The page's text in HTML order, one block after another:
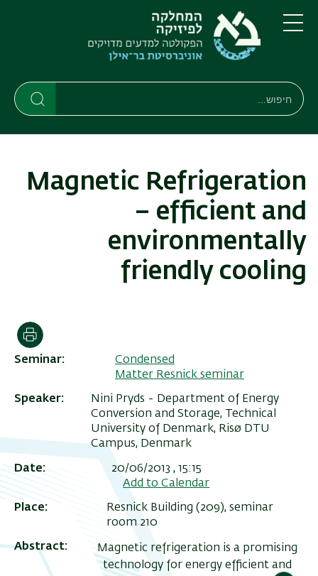
דילוג
לתוכן
העיקרי
דילוג
לתפריט
ניווט
ראשי
תפריט
חיפוש
חיפוש
Magnetic Refrigeration
– efficient and
environmentally
friendly cooling
Seminar
Condensed
Matter Resnick seminar
Speaker
Nini Pryds - Department of Energy
Conversion and Storage, Technical
University of Denmark, Risø DTU
Campus, Denmark
Date
20/06/2013 , 15:15
Add to Calendar
Place
Resnick Building (209), seminar
room 210
Abstract
Magnetic refrigeration is a promising
technology for energy efficient and